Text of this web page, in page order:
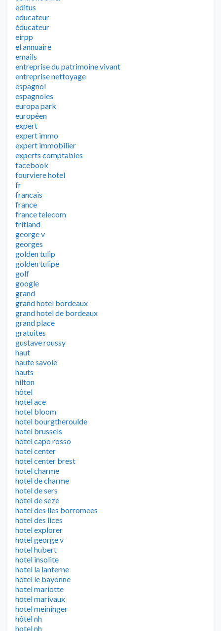
editus
educateur
éducateur
eirpp
el annuaire
emails
entreprise du patrimoine vivant
entreprise nettoyage
espagnol
espagnoles
europa park
européen
expert
expert immo
expert immobilier
experts comptables
facebook
fourviere hotel
fr
francais
france
france telecom
fritland
george v
georges
golden tulip
golden tulipe
golf
google
grand
grand hotel bordeaux
grand hotel de bordeaux
grand place
gratuites
gustave roussy
haut
haute savoie
hauts
hilton
hôtel
hotel ace
hotel bloom
hotel bourgtheroulde
hotel brussels
hotel capo rosso
hotel center
hotel center brest
hotel charme
hotel de charme
hotel de sers
hotel de seze
hotel des iles borromees
hotel des lices
hotel explorer
hotel george v
hotel hubert
hotel insolite
hotel la lanterne
hotel le bayonne
hotel mariotte
hotel marivaux
hotel meininger
hôtel nh
hotel nh